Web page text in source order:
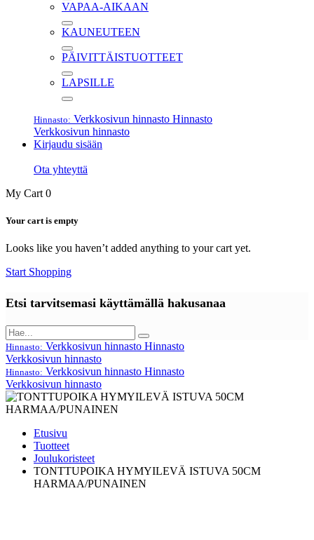
VAPAA-AIKAAN
KAUNEUTEEN
PÄIVITTÄISTUOTTEET
LAPSILLE
Hinnasto: Verkkosivun hinnasto Hinnasto
Verkkosivun hinnasto
Kirjaudu sisään
Ota yhteyttä
My Cart 0
Your cart is empty
Looks like you haven’t added anything to your cart yet.
Start Shopping
Etsi tarvitsemasi käyttämällä hakusanaa
Hinnasto: Verkkosivun hinnasto Hinnasto
Verkkosivun hinnasto
Hinnasto: Verkkosivun hinnasto Hinnasto
Verkkosivun hinnasto
Etusivu
Tuotteet
Joulukoristeet
TONTTUPOIKA HYMYILEVÄ ISTUVA 50CM
HARMAA/PUNAINEN